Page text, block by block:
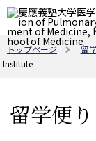
トップページ 留
Institute
留学便り